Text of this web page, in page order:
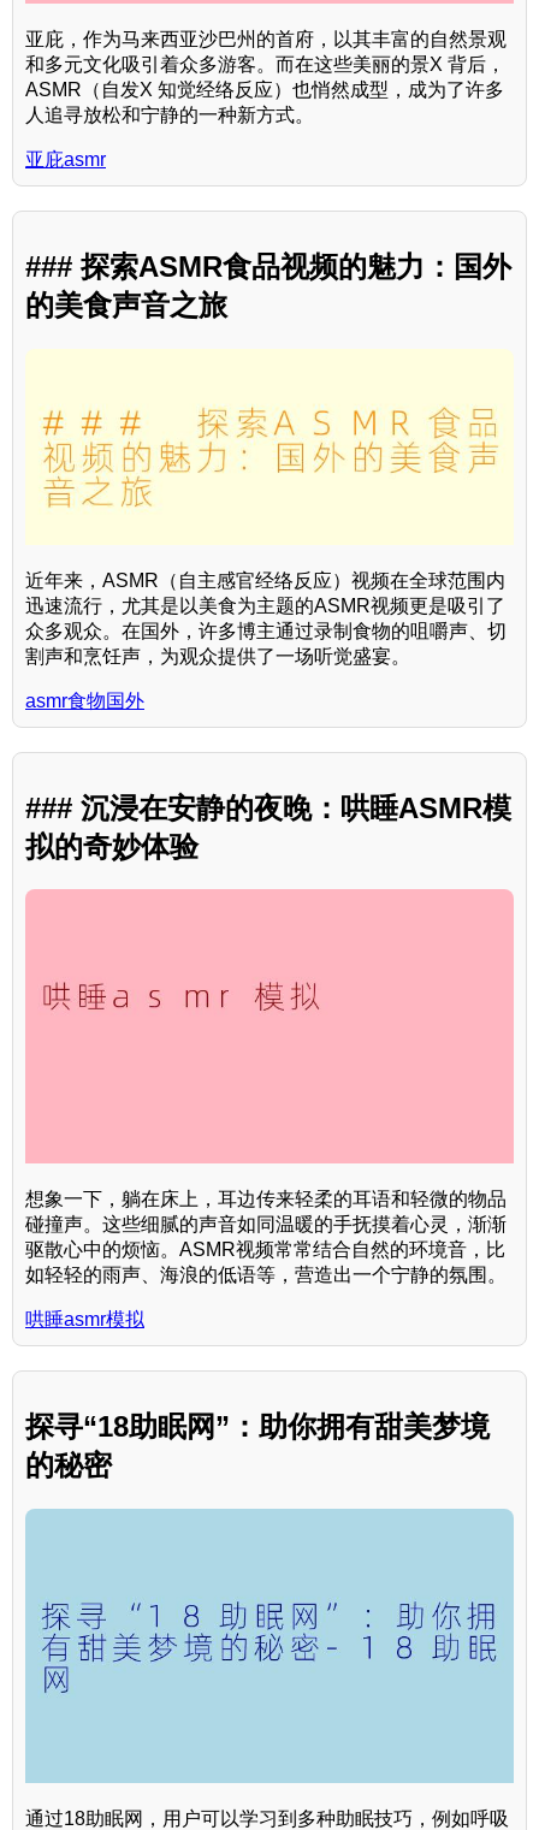
亚庇，作为马来西亚沙巴州的首府，以其丰富的自然景观
和多元文化吸引着众多游客。而在这些美丽的景X 背后，
ASMR（自发X 知觉经络反应）也悄然成型，成为了许多
人追寻放松和宁静的一种新方式。
亚庇asmr
### 探索ASMR食品视频的魅力：国外
的美食声音之旅
近年来，ASMR（自主感官经络反应）视频在全球范围内
迅速流行，尤其是以美食为主题的ASMR视频更是吸引了
众多观众。在国外，许多博主通过录制食物的咀嚼声、切
割声和烹饪声，为观众提供了一场听觉盛宴。
asmr食物国外
### 沉浸在安静的夜晚：哄睡ASMR模
拟的奇妙体验
想象一下，躺在床上，耳边传来轻柔的耳语和轻微的物品
碰撞声。这些细腻的声音如同温暖的手抚摸着心灵，渐渐
驱散心中的烦恼。ASMR视频常常结合自然的环境音，比
如轻轻的雨声、海浪的低语等，营造出一个宁静的氛围。
哄睡asmr模拟
探寻“18助眠网”：助你拥有甜美梦境
的秘密
通过18助眠网，用户可以学习到多种助眠技巧，例如呼吸